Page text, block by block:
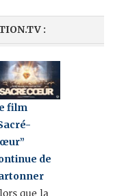
:
film
de
que la